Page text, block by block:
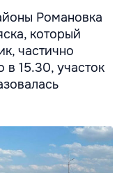
Романовка
который
частично
15.30, участок